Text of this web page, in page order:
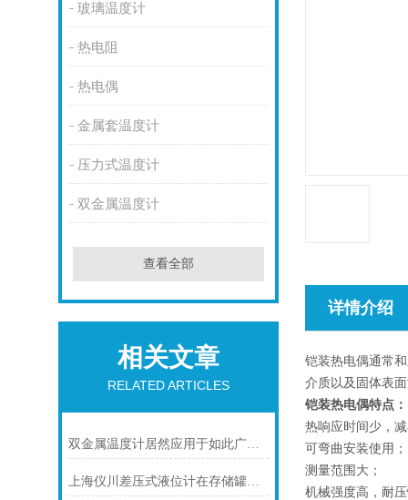
玻璃温度计
热电阻
热电偶
金属套温度计
压力式温度计
双金属温度计
查看全部
相关文章
RELATED ARTICLES
双金属温度计居然应用于如此广泛的领域
上海仪川差压式液位计在存储罐液位测量的应用
详情介绍
铠装热电偶通常
介质以及固体表
铠装热电偶特点：
热响应时间少，
可弯曲安装使用；
测量范围大；
机械强度高，耐